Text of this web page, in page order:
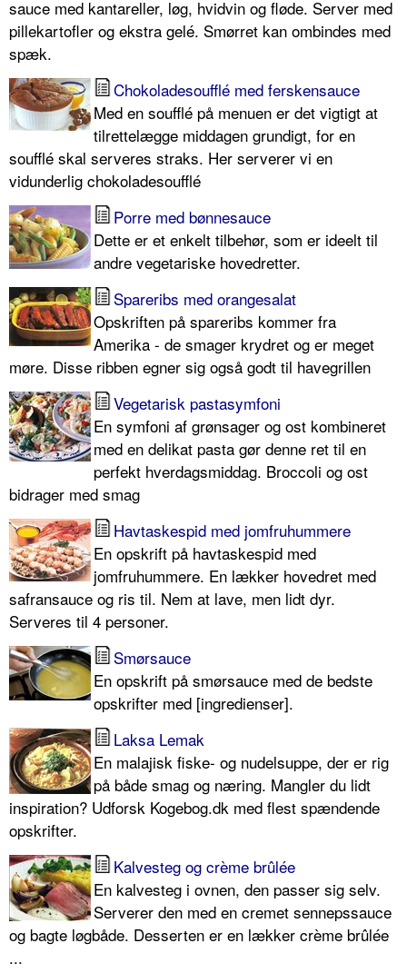
sauce med kantareller, løg, hvidvin og fløde. Server med
pillekartofler og ekstra gelé. Smørret kan ombindes med
spæk.
Chokoladesoufflé med ferskensauce
Med en soufflé på menuen er det vigtigt at
tilrettelægge middagen grundigt, for en
soufflé skal serveres straks. Her serverer vi en
vidunderlig chokoladesoufflé
Porre med bønnesauce
Dette er et enkelt tilbehør, som er ideelt til
andre vegetariske hovedretter.
Spareribs med orangesalat
Opskriften på spareribs kommer fra
Amerika - de smager krydret og er meget
møre. Disse ribben egner sig også godt til havegrillen
Vegetarisk pastasymfoni
En symfoni af grønsager og ost kombineret
med en delikat pasta gør denne ret til en
perfekt hverdagsmiddag. Broccoli og ost
bidrager med smag
Havtaskespid med jomfruhummere
En opskrift på havtaskespid med
jomfruhummere. En lækker hovedret med
safransauce og ris til. Nem at lave, men lidt dyr.
Serveres til 4 personer.
Smørsauce
En opskrift på smørsauce med de bedste
opskrifter med [ingredienser].
Laksa Lemak
En malajisk fiske- og nudelsuppe, der er rig
på både smag og næring. Mangler du lidt
inspiration? Udforsk Kogebog.dk med flest spændende
opskrifter.
Kalvesteg og crème brûlée
En kalvesteg i ovnen, den passer sig selv.
Serverer den med en cremet sennepssauce
og bagte løgbåde. Desserten er en lækker crème brûlée
...